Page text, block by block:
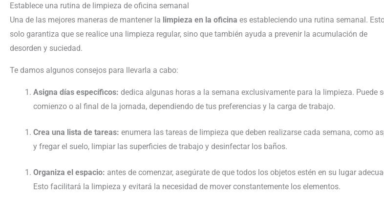
Establece una rutina de limpieza de oficina semanal
Una de las mejores maneras de mantener la limpieza en la oficina es estableciendo una rutina semanal.
solo garantiza que se realice una limpieza regular, sino que también ayuda a prevenir la acumulación de
desorden y suciedad.
Te damos algunos consejos para llevarla a cabo:
Asigna días específicos: dedica algunas horas a la semana exclusivamente para la limpieza. Puede
comienzo o al final de la jornada, dependiendo de tus preferencias y la carga de trabajo.
Crea una lista de tareas: enumera las tareas de limpieza que deben realizarse cada semana, como
y fregar el suelo, limpiar las superficies de trabajo y desinfectar los baños.
Organiza el espacio: antes de comenzar, asegúrate de que todos los objetos estén en su lugar
Esto facilitará la limpieza y evitará la necesidad de mover constantemente los elementos.